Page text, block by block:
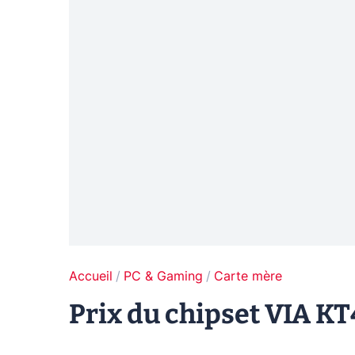
Accueil PC & Gaming Carte mère
Prix du chipset VIA